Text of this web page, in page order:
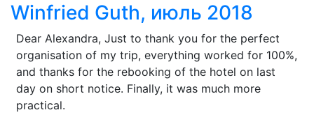
Winfried Guth, июль 2018
Dear Alexandra, Just to thank you for the perfect
organisation of my trip, everything worked for 100%,
and thanks for the rebooking of the hotel on last
day on short notice. Finally, it was much more
practical.